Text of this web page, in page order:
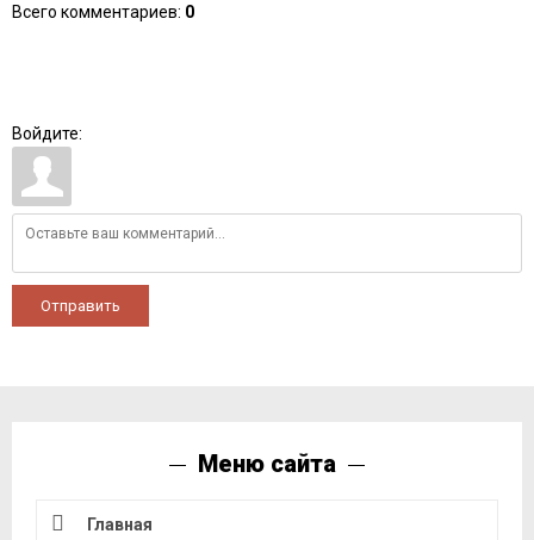
Всего комментариев: 0
Войдите:
Отправить
Меню сайта
Главная